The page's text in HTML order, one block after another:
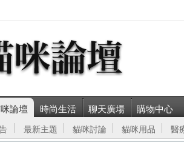
論壇 時尚生活 聊天廣場 購物中心
最新主題 貓咪討論 貓咪用品 醫